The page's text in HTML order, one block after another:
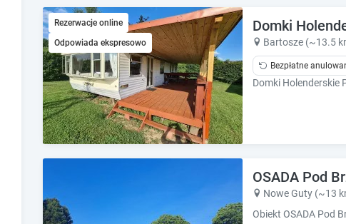
d
s
e
l
e
c
t
a
d
a
t
s
e
e
c
e
.
r
Rezerwacje online
Odpowiada ekspresowo
Domki
Bartosze (~13.5
Bezpłatne
OSADA Pod
Nowe Guty (~13